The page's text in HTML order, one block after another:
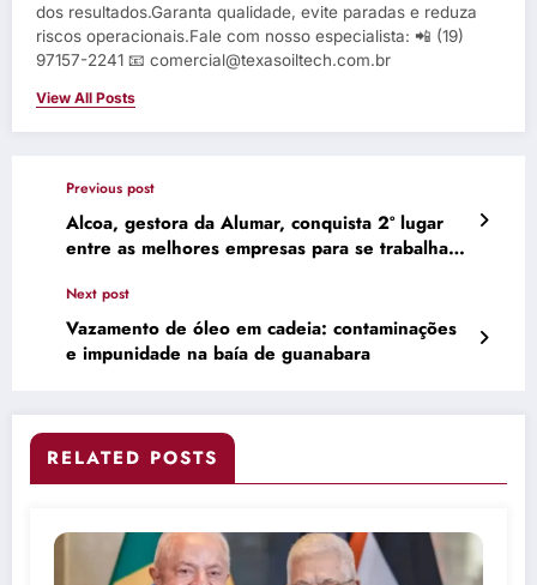
dos resultados.Garanta qualidade, evite paradas e reduza
riscos operacionais.Fale com nosso especialista: 📲 (19)
97157-2241 📧 comercial@texasoiltech.com.br
View All Posts
Previous post
Alcoa, gestora da Alumar, conquista 2º lugar
entre as melhores empresas para se trabalhar
Next post
Vazamento de óleo em cadeia: contaminações
e impunidade na baía de guanabara
RELATED POSTS